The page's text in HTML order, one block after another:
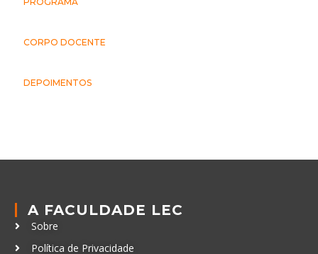
CORPO DOCENTE
DEPOIMENTOS
A FACULDADE LEC
Sobre
Política de Privacidade